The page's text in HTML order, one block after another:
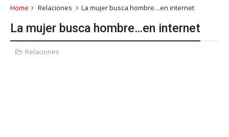
Home Relaciones La mujer busca hombre…en internet
La mujer busca hombre…en internet
Relaciones